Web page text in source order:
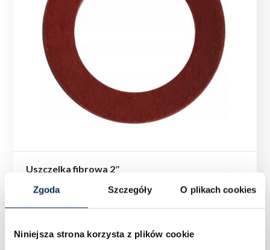
Zgoda Szczegóły O plikach cookies
Niniejsza strona korzysta z plików cookie
Uszczelka fibrowa 2″